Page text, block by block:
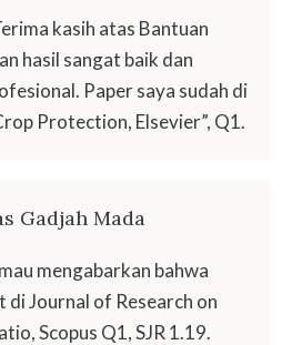
kasih atas Bantuan
hasil sangat baik dan
Paper saya sudah di
Protection, Elsevier”, Q1.
Gadjah Mada
mengabarkan bahwa
di Journal of Research on
Scopus Q1, SJR 1.19.